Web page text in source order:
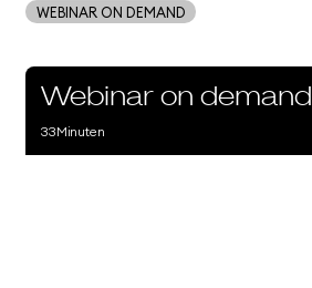
WEBINAR ON DEMAND
Webinar on demand
33Minuten